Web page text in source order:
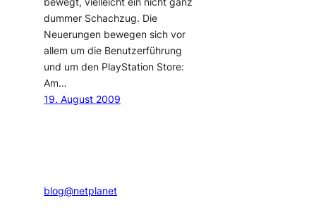
dummer Schachzug. Die
Neuerungen bewegen sich vor
allem um die Benutzerführung
und um den PlayStation Store:
Am…
19. August 2009
blog@netplanet